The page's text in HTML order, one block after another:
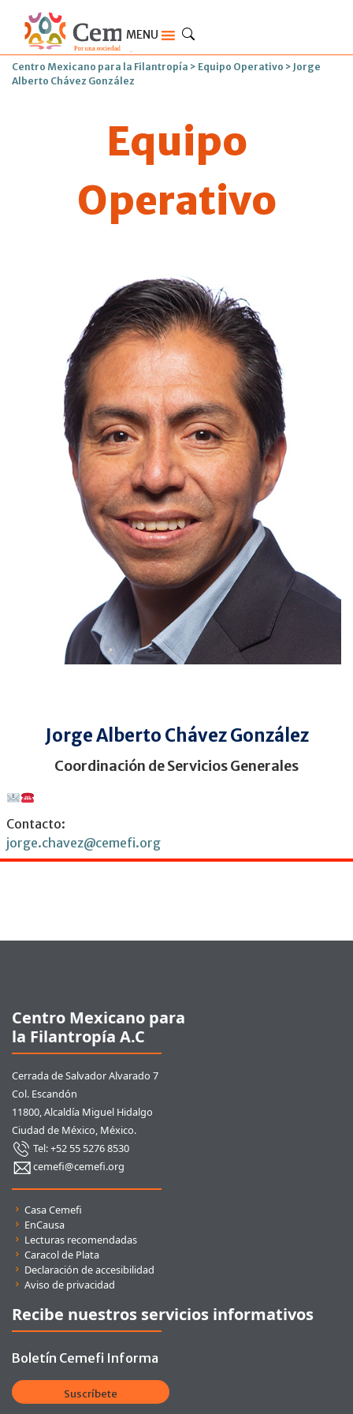
MENU
Centro Mexicano para la Filantropía > Equipo Operativo > Jorge
Alberto Chávez González
Equipo
Operativo
Jorge Alberto Chávez González
Coordinación de Servicios Generales
Contacto:
jorge.chavez@cemefi.org
Centro Mexicano para
la Filantropía A.C
Cerrada de Salvador Alvarado 7
Col. Escandón
11800, Alcaldía Miguel Hidalgo
Ciudad de México, México.
Tel: +52 55 5276 8530
cemefi@cemefi.org
Enlaces rápidos
Casa Cemefi
EnCausa
Lecturas recomendadas
Caracol de Plata
Declaración de accesibilidad
Aviso de privacidad
Recibe nuestros servicios informativos
Boletín Cemefi Informa
Suscríbete